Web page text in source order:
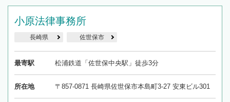
小原法律事務所
長崎県 佐世保市
最寄駅 松浦鉄道「佐世保中央駅」徒歩3分
所在地 〒857-0871 長崎県佐世保市本島町3-27 安東ビル301